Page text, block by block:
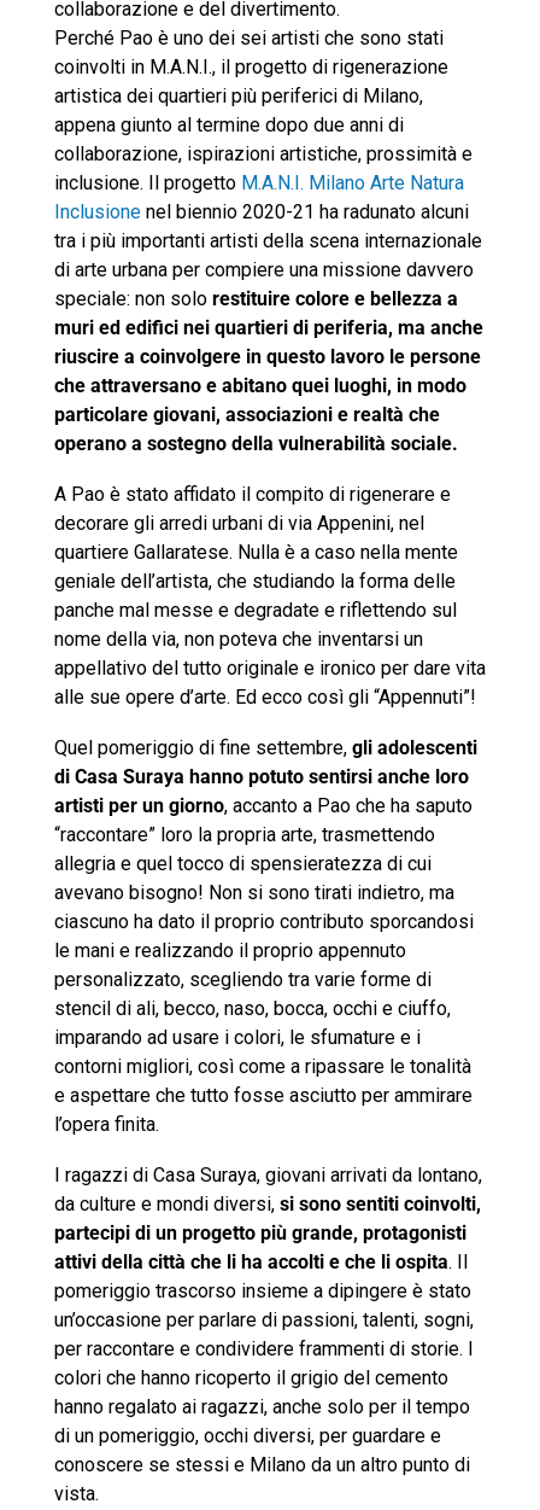
collaborazione e del divertimento.
Perché Pao è uno dei sei artisti che sono stati
coinvolti in M.A.N.I., il progetto di rigenerazione
artistica dei quartieri più periferici di Milano,
appena giunto al termine dopo due anni di
collaborazione, ispirazioni artistiche, prossimità e
inclusione. Il progetto M.A.N.I. Milano Arte Natura
Inclusionenel biennio 2020-21 ha radunato alcuni
tra i più importanti artisti della scena internazionale
di arte urbana per compiere una missione davvero
speciale: non solo restituire colore e bellezza a
muri ed edifici nei quartieri di periferia, ma anche
riuscire a coinvolgere in questo lavoro le persone
che attraversano e abitano quei luoghi, in modo
particolare giovani, associazioni e realtà che
operano a sostegno della vulnerabilità sociale.
A Pao è stato affidato il compito di rigenerare e
decorare gli arredi urbani di via Appenini, nel
quartiere Gallaratese. Nulla è a caso nella mente
geniale dell’artista, che studiando la forma delle
panche mal messe e degradate e riflettendo sul
nome della via, non poteva che inventarsi un
appellativo del tutto originale e ironico per dare vita
alle sue opere d’arte. Ed ecco così gli “Appennuti”!
Quel pomeriggio di fine settembre, gli adolescenti
di Casa Suraya hanno potuto sentirsi anche loro
artisti per un giorno, accanto a Pao che ha saputo
“raccontare” loro la propria arte, trasmettendo
allegria e quel tocco di spensieratezza di cui
avevano bisogno! Non si sono tirati indietro, ma
ciascuno ha dato il proprio contributo sporcandosi
le mani e realizzando il proprio appennuto
personalizzato, scegliendo tra varie forme di
stencil di ali, becco, naso, bocca, occhi e ciuffo,
imparando ad usare i colori, le sfumature e i
contorni migliori, così come a ripassare le tonalità
e aspettare che tutto fosse asciutto per ammirare
l’opera finita.
I ragazzi di Casa Suraya, giovani arrivati da lontano,
da culture e mondi diversi, si sono sentiti coinvolti,
partecipi di un progetto più grande, protagonisti
attivi della città che li ha accolti e che li ospita. Il
pomeriggio trascorso insieme a dipingere è stato
un’occasione per parlare di passioni, talenti, sogni,
per raccontare e condividere frammenti di storie. I
colori che hanno ricoperto il grigio del cemento
hanno regalato ai ragazzi, anche solo per il tempo
di un pomeriggio, occhi diversi, per guardare e
conoscere se stessi e Milano da un altro punto di
vista.